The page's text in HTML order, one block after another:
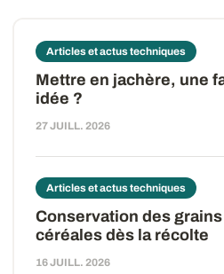
Articles et actus techniques
Mettre en jachère, une
idée ?
27 JUILL. 2026
Articles et actus techniques
Conservation des
céréales dès la récolte
16 JUILL. 2026